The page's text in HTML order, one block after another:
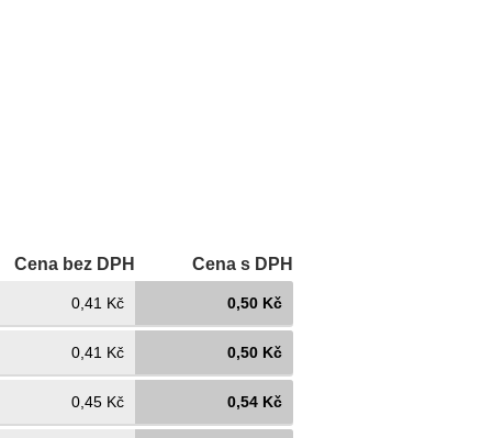
Cena bez DPH Cena s DPH
0,41 Kč 0,50 Kč
0,41 Kč 0,50 Kč
0,45 Kč 0,54 Kč